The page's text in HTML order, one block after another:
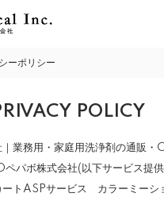
ーポリシー
POLICY
業務用・家庭用洗浄剤の通販・
パボ株式会社(以下サービス提
ートASPサービス カラーミーシ